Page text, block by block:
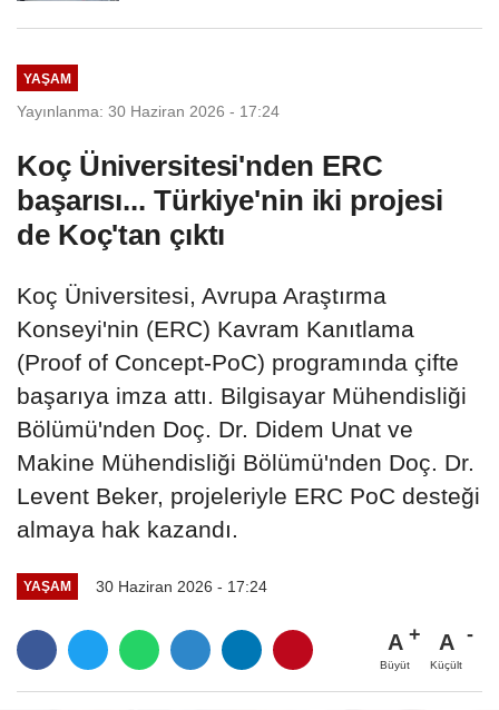
YAŞAM
Yayınlanma: 30 Haziran 2026 - 17:24
Koç Üniversitesi'nden ERC
başarısı... Türkiye'nin iki projesi
de Koç'tan çıktı
Koç Üniversitesi, Avrupa Araştırma
Konseyi'nin (ERC) Kavram Kanıtlama
(Proof of Concept-PoC) programında çifte
başarıya imza attı. Bilgisayar Mühendisliği
Bölümü'nden Doç. Dr. Didem Unat ve
Makine Mühendisliği Bölümü'nden Doç. Dr.
Levent Beker, projeleriyle ERC PoC desteği
almaya hak kazandı.
YAŞAM 30 Haziran 2026 - 17:24
A
Büyüt
A
Küçült